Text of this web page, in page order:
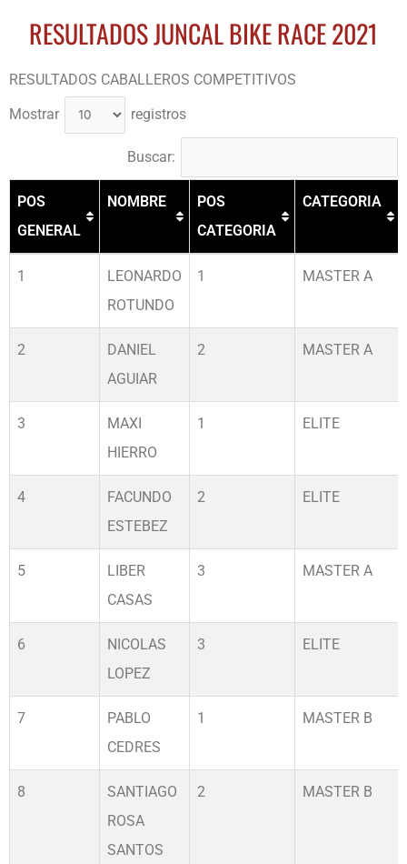
RESULTADOS JUNCAL BIKE RACE 2021
RESULTADOS CABALLEROS COMPETITIVOS
Mostrar registros
Buscar:
POS
GENERAL
NOMBRE
POS
CATEGORIA
CATEGORIA
POS
NOMBRE
POS
CATEGORIA
1
LEONARDO
ROTUNDO
1 MASTER A
2
DANIEL
AGUIAR
2 MASTER A
3
MAXI
HIERRO
1 ELITE
4
FACUNDO
ESTEBEZ
2 ELITE
5
LIBER
CASAS
3 MASTER A
6
NICOLAS
LOPEZ
3 ELITE
7
PABLO
CEDRES
1 MASTER B
8
SANTIAGO
ROSA
SANTOS
2 MASTER B